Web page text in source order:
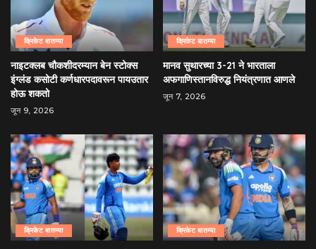
क्रिकेट बातम्या
नाइटक्लब चौकशीदरम्यान बेन स्टोक्स
इंग्लंड कसोटी कर्णधारपदावरून पायउतार
होऊ शकतो
जून 9, 2026
क्रिकेट बातम्या
मानव सुथारच्या 3-21 ने भारताला
अफगाणिस्तानविरुद्ध नियंत्रणात आणले
जून 7, 2026
क्रिकेट बातम्या क्रिकेट बातम्या